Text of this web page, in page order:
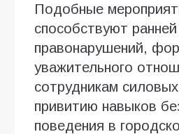
Подобные
способствуют
правонарушений,
уважительного
сотрудникам
привитию навыков
поведения в